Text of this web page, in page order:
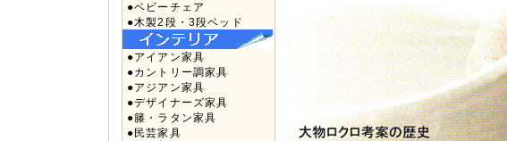
●ベビーチェア
●木製2段・3段ベッド
●アイアン家具
●カントリー調家具
●アジアン家具
●デザイナーズ家具
●籐・ラタン家具
●民芸家具